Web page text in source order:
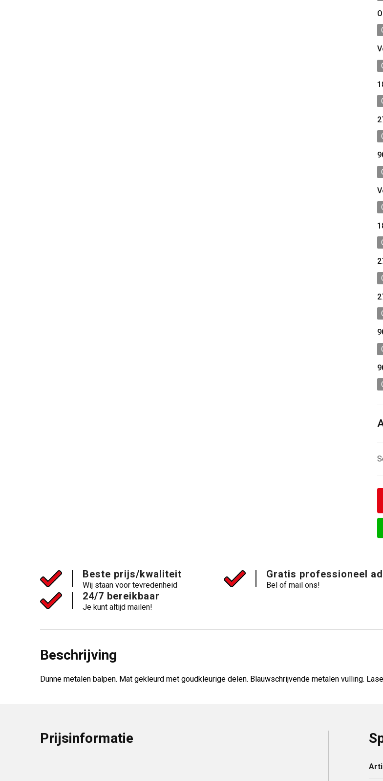
Beste prijs/kwaliteit
Wij staan voor tevredenheid
Gratis professioneel
Bel of mail ons!
24/7 bereikbaar
Je kunt altijd mailen!
Beschrijving
Dunne metalen balpen. Mat gekleurd met goudkleurige delen. Blauwschrijvende metalen vulling.
Prijsinformatie